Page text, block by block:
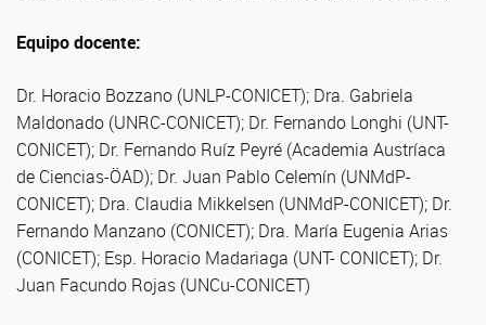
Equipo docente:
Dr. Horacio Bozzano (UNLP-CONICET); Dra. Gabriela
Maldonado (UNRC-CONICET); Dr. Fernando Longhi (UNT-
CONICET); Dr. Fernando Ruíz Peyré (Academia Austríaca
de Ciencias-ÖAD); Dr. Juan Pablo Celemín (UNMdP-
CONICET); Dra. Claudia Mikkelsen (UNMdP-CONICET); Dr.
Fernando Manzano (CONICET); Dra. María Eugenia Arias
(CONICET); Esp. Horacio Madariaga (UNT- CONICET); Dr.
Juan Facundo Rojas (UNCu-CONICET)